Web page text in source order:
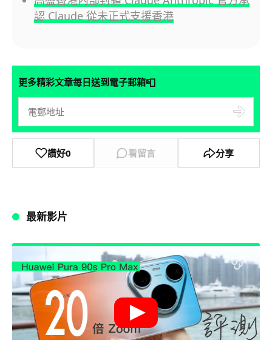
認 Claude 從未正式支援香港
更多精彩文章每日送到電子郵箱📮
讚好0 看留言 分享
最新影片